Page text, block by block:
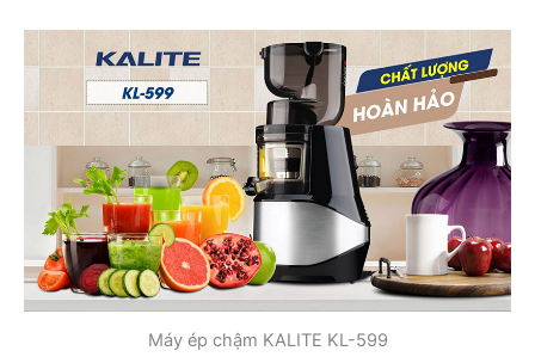
Máy ép chậm KALITE KL-599